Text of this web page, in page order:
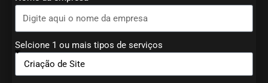
Selcione 1 ou mais tipos de serviços